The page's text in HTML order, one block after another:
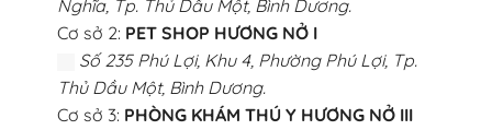
Nghĩa, Tp. Thủ Dầu Một, Bình Dương.
Cơ sở 2: PET SHOP HƯƠNG NỞ I
Số 235 Phú Lợi, Khu 4, Phường Phú Lợi, Tp.
Thủ Dầu Một, Bình Dương.
Cơ sở 3: PHÒNG KHÁM THÚ Y HƯƠNG NỞ III